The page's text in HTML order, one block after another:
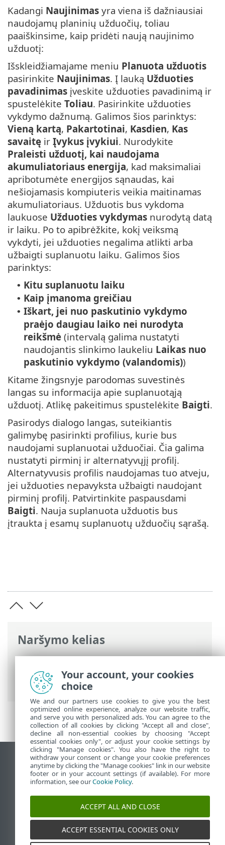
Naršymo kelias
ESET interneto žinynas>ESET NOD32
Antivirus
>DUK> Kaip sukurti naują
užduotį planuoklėje
Kadangi Naujinimas yra viena iš dažniausiai
naudojamų planinių užduočių, toliau
paaiškinsime, kaip pridėti naują naujinimo
užduotį:
Išskleidžiamajame meniu Planuota užduotis
pasirinkite Naujinimas. Į lauką Užduoties
pavadinimas įveskite užduoties pavadinimą ir
spustelėkite Toliau. Pasirinkite užduoties
vykdymo dažnumą. Galimos šios parinktys:
Vieną kartą, Pakartotinai, Kasdien, Kas
savaitę ir Įvykus įvykiui. Nurodykite
Praleisti užduotį, kai naudojama
akumuliatoriaus energija, kad maksimaliai
apribotumėte energijos sąnaudas, kai
nešiojamasis kompiuteris veikia maitinamas
akumuliatoriaus. Užduotis bus vykdoma
laukuose Užduoties vykdymas nurodytą datą
ir laiku. Po to apibrėžkite, kokį veiksmą
vykdyti, jei užduoties negalima atlikti arba
užbaigti suplanuotu laiku. Galimos šios
parinktys:
• Kitu suplanuotu laiku
• Kaip įmanoma greičiau
• Iškart, jei nuo paskutinio vykdymo
praėjo daugiau laiko nei nurodyta
reikšmė (intervalą galima nustatyti
naudojantis slinkimo laukeliu Laikas nuo
paskutinio vykdymo (valandomis))
Kitame žingsnyje parodomas suvestinės
langas su informacija apie suplanuotąją
užduotį. Atlikę pakeitimus spustelėkite Baigti.
Pasirodys dialogo langas, suteikiantis
galimybę pasirinkti profilius, kurie bus
naudojami suplanuotai užduočiai. Čia galima
nustatyti pirminį ir alternatyvųjį profilį.
Alternatyvusis profilis naudojamas tuo atveju,
jei užduoties nepavyksta užbaigti naudojant
pirminį profilį. Patvirtinkite paspausdami
Baigti. Nauja suplanuota užduotis bus
įtraukta į esamų suplanuotų užduočių sąrašą.
Rodyti darbalaukio tinklavietę
End of Life
ESET žinių bazė
ESET forumas
ESET Status Portal
Palaikymas regione
Your account, your cookies
choice
We and our partners use cookies to give you the best
optimized online experience, analyze our website traffic,
and serve you with personalized ads. You can agree to the
collection of all cookies by clicking "Accept all and close",
decline all non-essential cookies by choosing "Accept
essential cookies only", or adjust your cookie settings by
clicking "Manage cookies". You also have the right to
withdraw your consent or change your cookie preferences
anytime by clicking the "Manage cookies" link in our website
footer or in your account settings (if available). For more
information, see ourCookie Policy.
ACCEPT ALL AND CLOSE
ACCEPT ESSENTIAL COOKIES ONLY